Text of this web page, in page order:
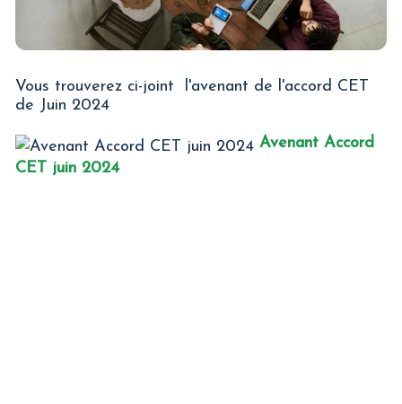
Vous trouverez ci-joint l'avenant de l'accord CET
de Juin 2024
Avenant Accord
CET juin 2024